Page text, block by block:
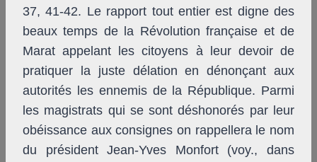
37, 41-42. Le rapport tout entier est digne des
beaux temps de la Révolution française et de
Marat appelant les citoyens à leur devoir de
pratiquer la juste délation en dénonçant aux
autorités les ennemis de la République. Parmi
les magistrats qui se sont déshonorés par leur
obéissance aux consignes on rappellera le nom
du président Jean-Yves Monfort (voy., dans